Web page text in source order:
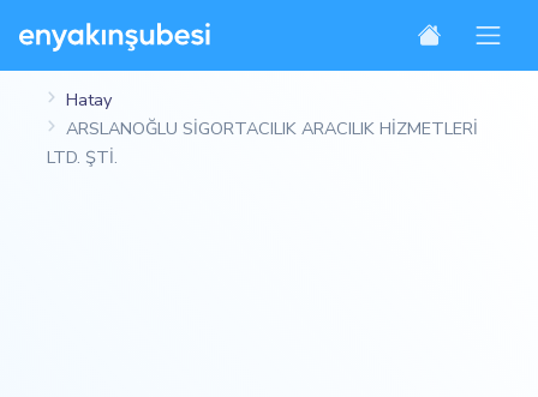
Hatay
ARSLANOĞLU SİGORTACILIK ARACILIK HİZMETLERİ
LTD. ŞTİ.